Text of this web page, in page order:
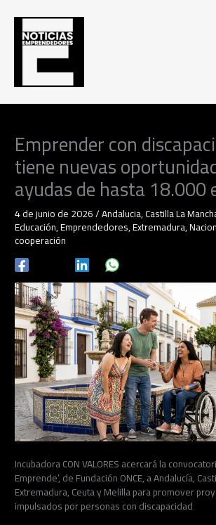
contenido
Emprender con
tiene nuevas
ayudas de hasta 18.000
4 de junio de 2026/Andalucia,Castilla La
Educación,Emprendedores,Extremadura,
cooperación
Incubadora CON VALORES acercará la
Emprende’, de Fundación ONCE, a Andalucía,
Extremadura, Ceuta y Melilla para promover
impulsados por personas con discapacidad